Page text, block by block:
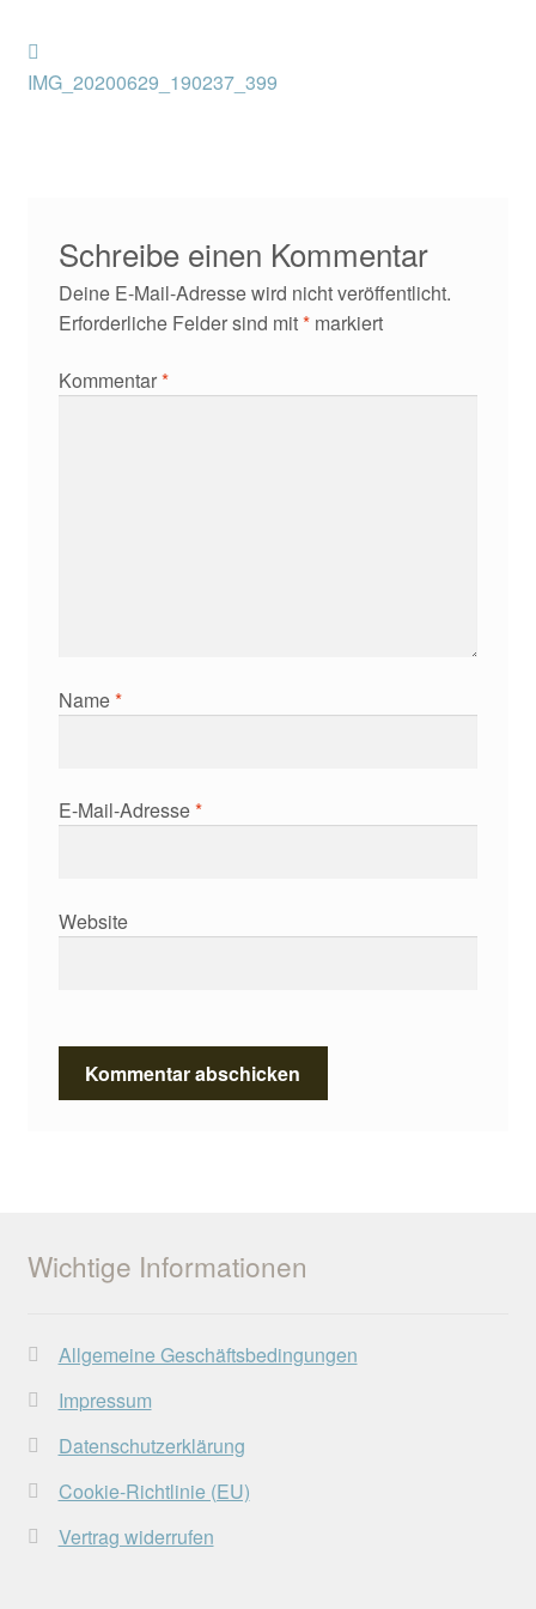
Beitragsnavigation
Beitrag:
IMG_20200629_190237_399
Schreibe einen Kommentar
Deine E-Mail-Adresse wird nicht veröffentlicht.
Erforderliche Felder sind mit*markiert
Kommentar*
Name*
E-Mail-Adresse*
Website
Wichtige Informationen
Allgemeine Geschäftsbedingungen
Impressum
Datenschutzerklärung
Cookie-Richtlinie (EU)
Vertrag widerrufen